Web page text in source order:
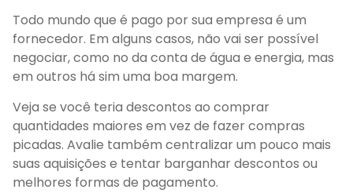
Todo mundo que é pago por sua empresa é um
fornecedor. Em alguns casos, não vai ser possível
negociar, como no da conta de água e energia, mas
em outros há sim uma boa margem.
Veja se você teria descontos ao comprar
quantidades maiores em vez de fazer compras
picadas. Avalie também centralizar um pouco mais
suas aquisições e tentar barganhar descontos ou
melhores formas de pagamento.